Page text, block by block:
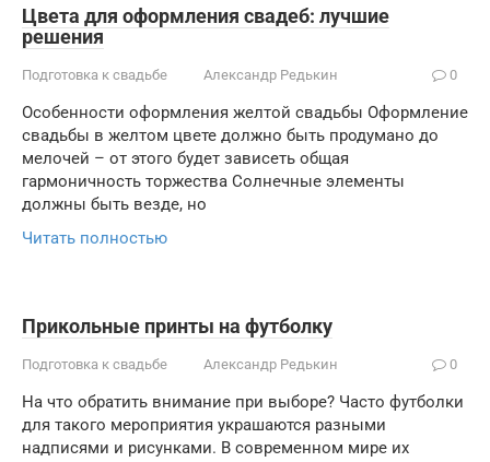
Цвета для оформления свадеб: лучшие
решения
Подготовка к свадьбе Александр Редькин 0
Особенности оформления желтой свадьбы Оформление
свадьбы в желтом цвете должно быть продумано до
мелочей – от этого будет зависеть общая
гармоничность торжества Солнечные элементы
должны быть везде, но
Читать полностью
Прикольные принты на футболку
Подготовка к свадьбе Александр Редькин 0
На что обратить внимание при выборе? Часто футболки
для такого мероприятия украшаются разными
надписями и рисунками. В современном мире их